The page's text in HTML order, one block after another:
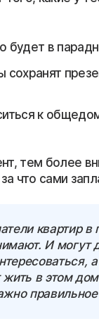
будет в
сохранят
к
тем более
что сами
квартир в
И могут
жить в этом